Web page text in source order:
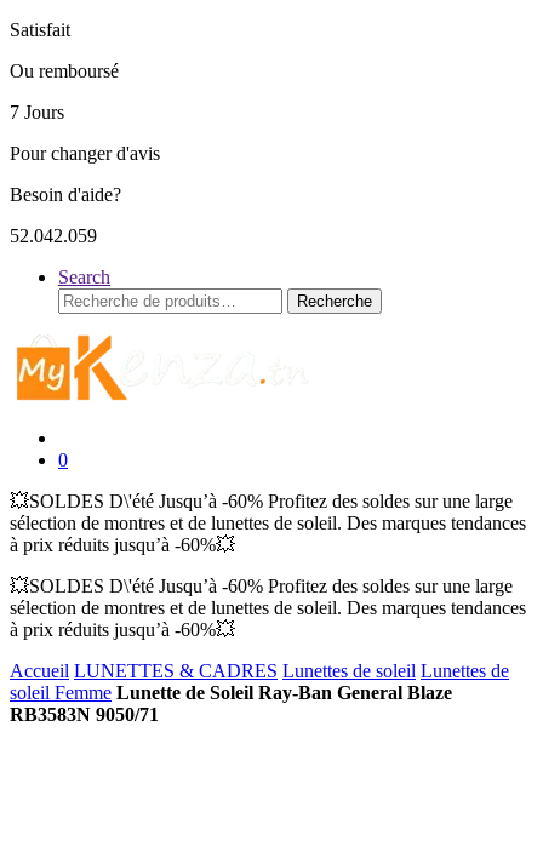
Satisfait
Ou remboursé
7 Jours
Pour changer d'avis
Besoin d'aide?
52.042.059
Search
Recherche
pour :
Recherche
0
💥SOLDES D\'été Jusqu’à -60% Profitez des soldes sur une large
sélection de montres et de lunettes de soleil. Des marques tendances
à prix réduits jusqu’à -60%💥
💥SOLDES D\'été Jusqu’à -60% Profitez des soldes sur une large
sélection de montres et de lunettes de soleil. Des marques tendances
à prix réduits jusqu’à -60%💥
Accueil LUNETTES & CADRES Lunettes de soleil Lunettes de
soleil Femme Lunette de Soleil Ray-Ban General Blaze
RB3583N 9050/71